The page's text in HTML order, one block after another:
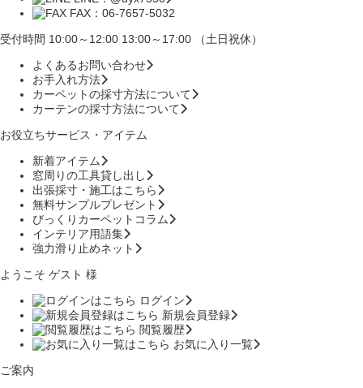
FAX：06-7657-5032
受付時間 10:00～12:00 13:00～17:00 （土日祝休）
よくあるお問い合わせ
お手入れ方法
カーペットの採寸方法について
カーテンの採寸方法について
お役立ちサービス・アイテム
新着アイテム
窓周りの工具貸し出し
出張採寸・施工はこちら
無料サンプルプレゼント
びっくりカーペットコラム
インテリア用語集
強力滑り止めネット
ようこそ ゲスト 様
ログイン
新規会員登録
閲覧履歴
お気に入り一覧
ご案内